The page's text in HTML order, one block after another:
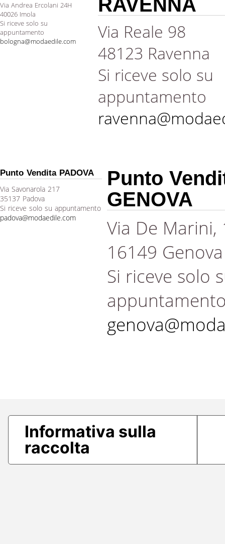
Via Andrea Ercolani 24H
40026 Imola
Si riceve solo su
appuntamento
bologna@modaedile.com
RAVENNA
Via Reale 98
48123 Ravenna
Si riceve solo su
appuntamento
Punto Vendita PADOVA
Via Savonarola 217
35137 Padova
Si riceve solo su appuntamento
padova@modaedile.com
Punto
GENOVA
Via De Marini,
16149 Genova
Si riceve solo
Informativa sulla
raccolta